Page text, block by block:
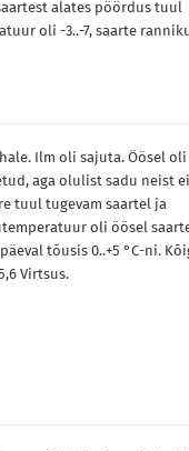
alates pöördus tuul
oli -3..-7, saarte
Ilm oli sajuta. Öösel oli
aga olulist sadu neist ei
tuul tugevam saartel ja
oli öösel
tõusis 0..+5 °C-ni.
Virtsus.